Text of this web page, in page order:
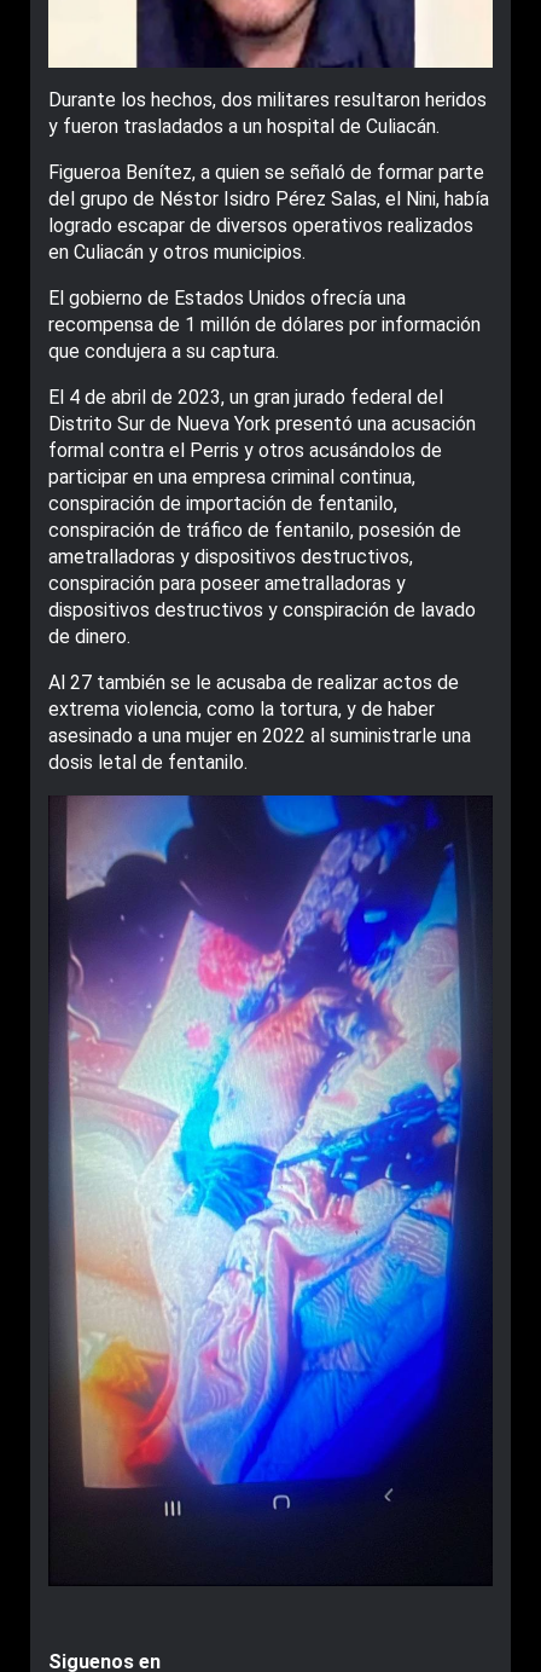
Durante los hechos, dos militares resultaron heridos
y fueron trasladados a un hospital de Culiacán.
Figueroa Benítez, a quien se señaló de formar parte
del grupo de Néstor Isidro Pérez Salas, el Nini, había
logrado escapar de diversos operativos realizados
en Culiacán y otros municipios.
El gobierno de Estados Unidos ofrecía una
recompensa de 1 millón de dólares por información
que condujera a su captura.
El 4 de abril de 2023, un gran jurado federal del
Distrito Sur de Nueva York presentó una acusación
formal contra el Perris y otros acusándolos de
participar en una empresa criminal continua,
conspiración de importación de fentanilo,
conspiración de tráfico de fentanilo, posesión de
ametralladoras y dispositivos destructivos,
conspiración para poseer ametralladoras y
dispositivos destructivos y conspiración de lavado
de dinero.
Al 27 también se le acusaba de realizar actos de
extrema violencia, como la tortura, y de haber
asesinado a una mujer en 2022 al suministrarle una
dosis letal de fentanilo.
Siguenos en